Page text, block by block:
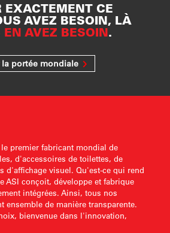
EXACTEMENT CE
AVEZ BESOIN, LÀ
EN AVEZ BESOIN.
la portée mondiale
le premier fabricant mondial de
d'accessoires de toilettes, de
d'affichage visuel. Qu'est-ce qui rend
ASI conçoit, développe et fabrique
intégrées. Ainsi, tous nos
ensemble de manière transparente.
bienvenue dans l'innovation,